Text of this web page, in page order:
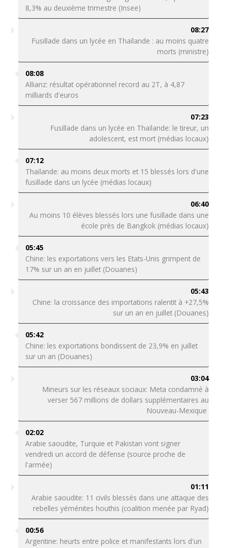
8,3% au deuxième trimestre (Insee)
08:27
Fusillade dans un lycée en Thaïlande : au moins quatre
morts (ministre)
08:08
Allianz: résultat opérationnel record au 2T, à 4,87
milliards d'euros
07:23
Fusillade dans un lycée en Thaïlande: le tireur, un
adolescent, est mort (médias locaux)
07:12
Thaïlande: au moins deux morts et 15 blessés lors d'une
fusillade dans un lycée (médias locaux)
06:40
Au moins 10 élèves blessés lors une fusillade dans une
école près de Bangkok (médias locaux)
05:45
Chine: les exportations vers les Etats-Unis grimpent de
17% sur un an en juillet (Douanes)
05:43
Chine: la croissance des importations ralentit à +27,5%
sur un an en juillet (Douanes)
05:42
Chine: les exportations bondissent de 23,9% en juillet
sur un an (Douanes)
03:04
Mineurs sur les réseaux sociaux: Meta condamné à
verser 567 millions de dollars supplémentaires au
Nouveau-Mexique
02:02
Arabie saoudite, Turquie et Pakistan vont signer
vendredi un accord de défense (source proche de
l'armée)
01:11
Arabie saoudite: 11 civils blessés dans une attaque des
rebelles yéménites houthis (coalition menée par Ryad)
00:56
Argentine: heurts entre police et manifestants lors d'un